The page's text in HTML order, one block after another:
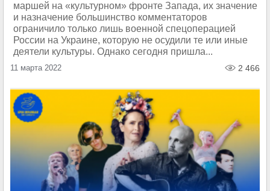
маршей на «культурном» фронте Запада, их значение
и назначение большинство комментаторов
ограничило только лишь военной спецоперацией
России на Украине, которую не осудили те или иные
деятели культуры. Однако сегодня пришла...
11 марта 2022 2 466